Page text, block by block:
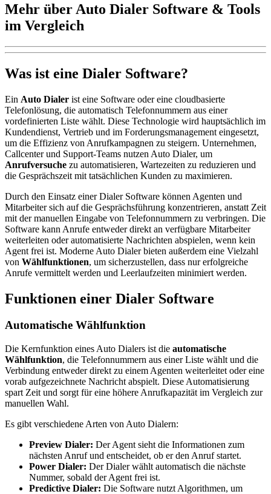
Mehr über Auto Dialer Software & Tools
im Vergleich
Was ist eine Dialer Software?
Ein Auto Dialer ist eine Software oder eine cloudbasierte
Telefonlösung, die automatisch Telefonnummern aus einer
vordefinierten Liste wählt. Diese Technologie wird hauptsächlich im
Kundendienst, Vertrieb und im Forderungsmanagement eingesetzt,
um die Effizienz von Anrufkampagnen zu steigern. Unternehmen,
Callcenter und Support-Teams nutzen Auto Dialer, um
Anrufversuche zu automatisieren, Wartezeiten zu reduzieren und
die Gesprächszeit mit tatsächlichen Kunden zu maximieren.
Durch den Einsatz einer Dialer Software können Agenten und
Mitarbeiter sich auf die Gesprächsführung konzentrieren, anstatt Zeit
mit der manuellen Eingabe von Telefonnummern zu verbringen. Die
Software kann Anrufe entweder direkt an verfügbare Mitarbeiter
weiterleiten oder automatisierte Nachrichten abspielen, wenn kein
Agent frei ist. Moderne Auto Dialer bieten außerdem eine Vielzahl
von Wählfunktionen, um sicherzustellen, dass nur erfolgreiche
Anrufe vermittelt werden und Leerlaufzeiten minimiert werden.
Funktionen einer Dialer Software
Automatische Wählfunktion
Die Kernfunktion eines Auto Dialers ist die automatische
Wählfunktion, die Telefonnummern aus einer Liste wählt und die
Verbindung entweder direkt zu einem Agenten weiterleitet oder eine
vorab aufgezeichnete Nachricht abspielt. Diese Automatisierung
spart Zeit und sorgt für eine höhere Anrufkapazität im Vergleich zur
manuellen Wahl.
Es gibt verschiedene Arten von Auto Dialern:
Preview Dialer: Der Agent sieht die Informationen zum
nächsten Anruf und entscheidet, ob er den Anruf startet.
Power Dialer: Der Dialer wählt automatisch die nächste
Nummer, sobald der Agent frei ist.
Predictive Dialer: Die Software nutzt Algorithmen, um